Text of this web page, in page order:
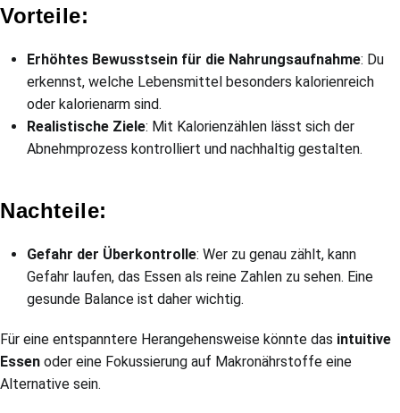
Vorteile:
Erhöhtes Bewusstsein für die Nahrungsaufnahme: Du
erkennst, welche Lebensmittel besonders kalorienreich
oder kalorienarm sind.
Realistische Ziele: Mit Kalorienzählen lässt sich der
Abnehmprozess kontrolliert und nachhaltig gestalten.
Nachteile:
Gefahr der Überkontrolle: Wer zu genau zählt, kann
Gefahr laufen, das Essen als reine Zahlen zu sehen. Eine
gesunde Balance ist daher wichtig.
Für eine entspanntere Herangehensweise könnte das intuitive
Essen oder eine Fokussierung auf Makronährstoffe eine
Alternative sein.